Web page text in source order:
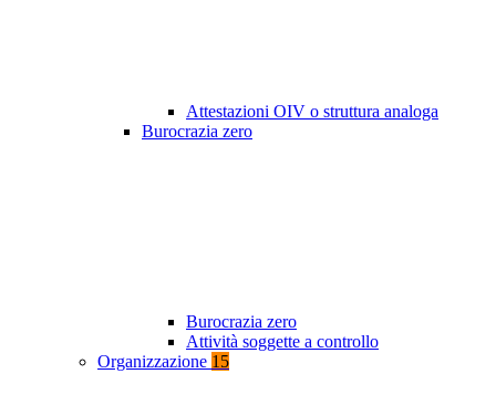
Attestazioni OIV o struttura analoga
Burocrazia zero
Burocrazia zero
Attività soggette a controllo
Organizzazione 15